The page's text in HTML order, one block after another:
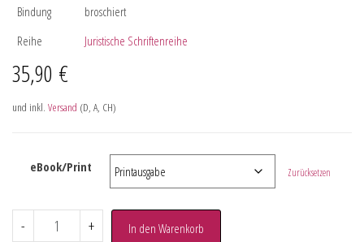
Bindung
broschiert
Reihe
Juristische Schriftenreihe
35,90 €
und inkl. Versand (D, A, CH)
eBook/Print Zurücksetzen
- + In den Warenkorb